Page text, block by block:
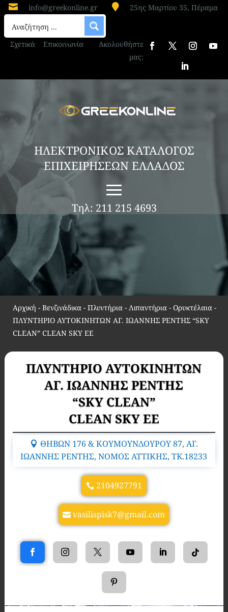
 info@greekonline.gr  25ης Μαρτίου 35, Πέραμα
Σχετικά Επικοινωνία
Ακολουθήστε
μας:
ΗΛΕΚΤΡΟΝΙΚΟΣ ΚΑΤΑΛΟΓΟΣ
ΕΠΙΧΕΙΡΗΣΕΩΝ ΕΛΛΑΔΟΣ
Τηλ: 211 215 4693
Αρχική - Βενζινάδικα - Πλυντήρια - Λιπαντήρια - Ορυκτέλαια-
ΠΛΥΝΤΗΡΙΟ ΑΥΤΟΚΙΝΗΤΩΝ ΑΓ. ΙΩΑΝΝΗΣ ΡΕNΤΗΣ “SKY
CLEAN” CLEAN SKY EE
ΠΛΥΝΤΗΡΙΟ ΑΥΤΟΚΙΝΗΤΩΝ
ΑΓ. ΙΩΑΝΝΗΣ ΡΕNΤΗΣ
“SKY CLEAN”
CLEAN SKY EE
ΘΗΒΩΝ 176 & ΚΟΥΜΟΥΝΔΟΥΡΟΥ 87, ΑΓ.
ΙΩΑΝΝΗΣ ΡΕΝΤΗΣ, ΝΟΜΟΣ ΑΤΤΙΚΗΣ, TK.18233
2104927791
vasilispisk7@gmail.com